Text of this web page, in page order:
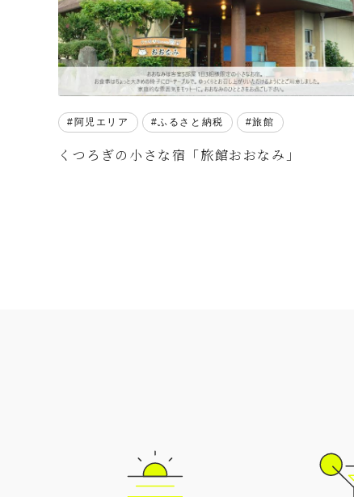
阿児エリア ふるさと納税 旅館
くつろぎの小さな宿「旅館おおなみ」